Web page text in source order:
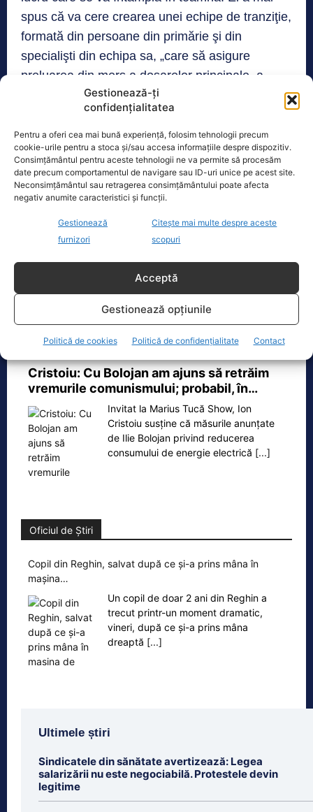
Gestionează-ți
confidențialitatea
Pentru a oferi cea mai bună experiență, folosim tehnologii precum
cookie-urile pentru a stoca și/sau accesa informațiile despre dispozitiv.
Consimțământul pentru aceste tehnologii ne va permite să procesăm
date precum comportamentul de navigare sau ID-uri unice pe acest site.
Neconsimțământul sau retragerea consimțământului poate afecta
negativ anumite caracteristici și funcții.
Gestionează
furnizori
Citește mai multe despre aceste
scopuri
Acceptă
Gestionează opțiunile
Politică de cookies Politică de confidențialitate Contact
spus că va cere crearea unei echipe de tranziţie,
formată din persoane din primărie şi din
specialişti din echipa sa, „care să asigure
preluarea din mers a dosarelor principale, a
calendarelor prevăzute, a cheltuielilor angajate,
a proiectelor care se finalizează, cu accent pe
legalitate şi eficienţă”.
Realitatea
Dronă doborâtă de un avion F‑16 în zona
Padina Buzău -…
Ecopolitic
Cristoiu: Cu Bolojan am ajuns să retrăim
vremurile comunismului; probabil, în…
Invitat la Marius Tucă Show, Ion
Cristoiu susține că măsurile anunțate
de Ilie Bolojan privind reducerea
consumului de energie electrică [...]
Oficiul de Știri
Copil din Reghin, salvat după ce și-a prins mâna în
mașina…
Un copil de doar 2 ani din Reghin a
trecut printr-un moment dramatic,
vineri, după ce și-a prins mâna
dreaptă [...]
Ultimele știri
Sindicatele din sănătate avertizează: Legea
salarizării nu este negociabilă. Protestele devin
legitime